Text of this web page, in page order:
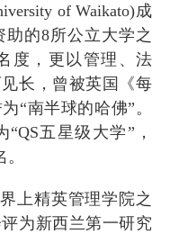
of Waikato)成
助的8所公立大学之
度，更以管理、法
长，曾被英国《每
“南半球的哈佛” 。
“QS五星级大学” ，
。
上精英管理学院之
为新西兰第一研究